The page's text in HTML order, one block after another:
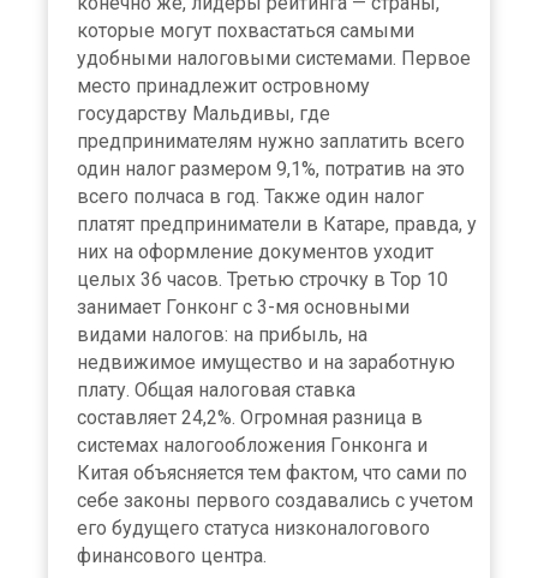
которые могут похвастаться самыми
удобными налоговыми системами. Первое
место принадлежит островному
государству Мальдивы, где
предпринимателям нужно заплатить всего
один налог размером 9,1%, потратив на это
всего полчаса в год. Также один налог
платят предприниматели в Катаре, правда, у
них на оформление документов уходит
целых 36 часов. Третью строчку в Тор 10
занимает Гонконг с 3-мя основными
видами налогов: на прибыль, на
недвижимое имущество и на заработную
плату. Общая налоговая ставка
составляет 24,2%. Огромная разница в
системах налогообложения Гонконга и
Китая объясняется тем фактом, что сами по
себе законы первого создавались с учетом
его будущего статуса низконалогового
финансового центра.